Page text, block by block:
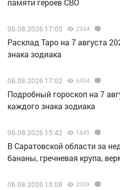
памяти героев СВО
06.08.2026 17:05 2344
Расклад Таро на 7 августа
знака зодиака
06.08.2026 17:02 6454
Подробный гороскоп на 7
каждого знака зодиака
06.08.2026 15:42 1845
В Саратовской области за
бананы, гречневая крупа,
06.08.2026 15:08 2059